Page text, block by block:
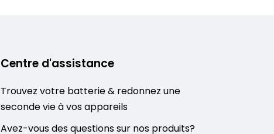
Centre d'assistance
Trouvez votre batterie & redonnez une
seconde vie à vos appareils
Avez-vous des questions sur nos produits?